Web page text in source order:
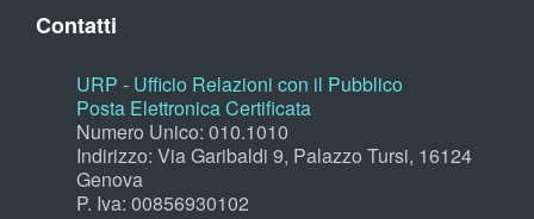
Contatti
URP - Ufficio Relazioni con il Pubblico
Posta Elettronica Certificata
Numero Unico: 010.1010
Indirizzo: Via Garibaldi 9, Palazzo Tursi, 16124
Genova
P. Iva: 00856930102